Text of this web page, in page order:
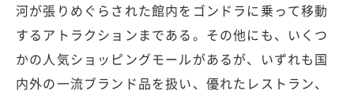
河が張りめぐらされた館内をゴンドラに乗って移動
するアトラクションまである。その他にも、いくつ
かの人気ショッピングモールがあるが、いずれも国
内外の一流ブランド品を扱い、優れたレストラン、